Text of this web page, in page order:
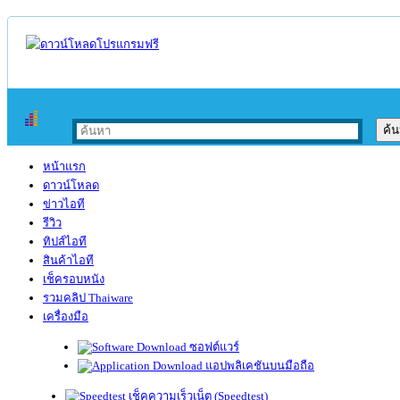
หน้าแรก
ดาวน์โหลด
ข่าวไอที
รีวิว
ทิปส์ไอที
สินค้าไอที
เช็ครอบหนัง
รวมคลิป Thaiware
เครื่องมือ
ซอฟต์แวร์
แอปพลิเคชันบนมือถือ
เช็คความเร็วเน็ต (Speedtest)